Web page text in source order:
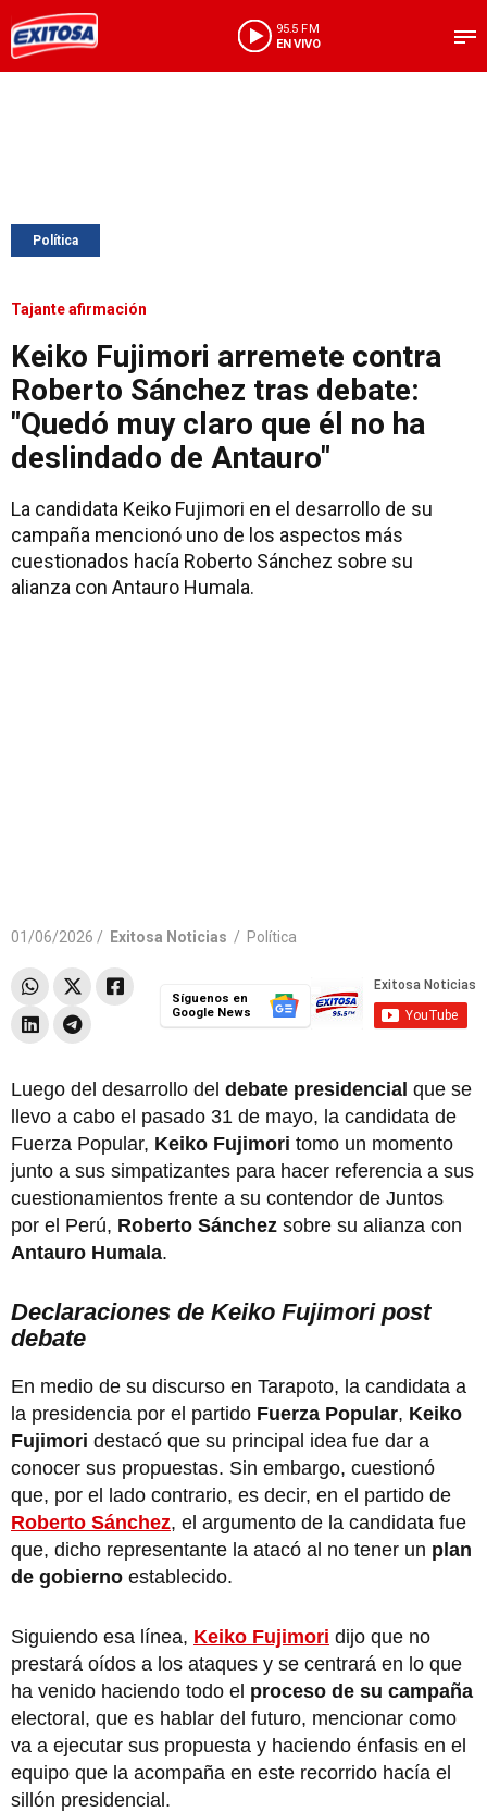
95.5 FM
EN VIVO
Política
Tajante afirmación
Keiko Fujimori arremete contra
Roberto Sánchez tras debate:
"Quedó muy claro que él no ha
deslindado de Antauro"
La candidata Keiko Fujimori en el desarrollo de su
campaña mencionó uno de los aspectos más
cuestionados hacía Roberto Sánchez sobre su
alianza con Antauro Humala.
01/06/2026 / Exitosa Noticias / Política
Síguenos en
Google News
Luego del desarrollo del debate presidencial que se
llevo a cabo el pasado 31 de mayo, la candidata de
Fuerza Popular, Keiko Fujimori tomo un momento
junto a sus simpatizantes para hacer referencia a sus
cuestionamientos frente a su contendor de Juntos
por el Perú, Roberto Sánchez sobre su alianza con
Antauro Humala.
Declaraciones de Keiko Fujimori post
debate
En medio de su discurso en Tarapoto, la candidata a
la presidencia por el partido Fuerza Popular, Keiko
Fujimori destacó que su principal idea fue dar a
conocer sus propuestas. Sin embargo, cuestionó
que, por el lado contrario, es decir, en el partido de
Roberto Sánchez, el argumento de la candidata fue
que, dicho representante la atacó al no tener un plan
de gobierno establecido.
Siguiendo esa línea, Keiko Fujimori dijo que no
prestará oídos a los ataques y se centrará en lo que
ha venido haciendo todo el proceso de su campaña
electoral, que es hablar del futuro, mencionar como
va a ejecutar sus propuesta y haciendo énfasis en el
equipo que la acompaña en este recorrido hacía el
sillón presidencial.